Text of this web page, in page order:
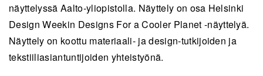
näyttelyssä Aalto-yliopistolla. Näyttely on osa Helsinki
Design Weekin Designs For a Cooler Planet -näyttelyä.
Näyttely on koottu materiaali- ja design-tutkijoiden ja
tekstiiliasiantuntijoiden yhteistyönä.